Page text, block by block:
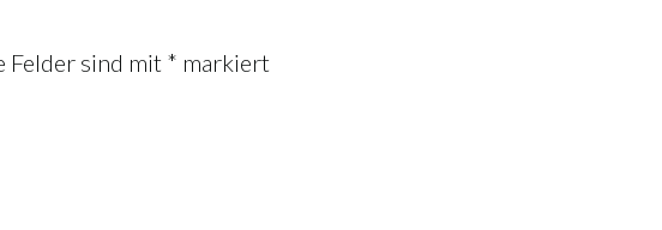
Felder sind mit * markiert